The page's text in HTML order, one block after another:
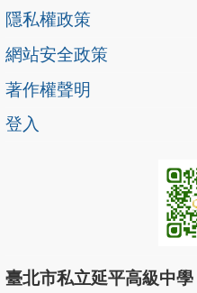
隱私權政策
網站安全政策
著作權聲明
登入
臺北市私立延平高級中學